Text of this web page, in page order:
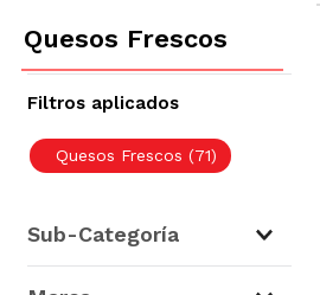
Quesos Frescos
Quesos Frescos (71)
Sub-Categoría